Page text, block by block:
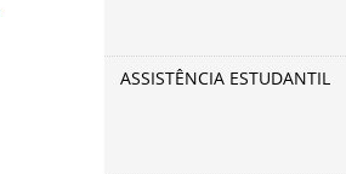
ASSISTÊNCIA ESTUDANTIL